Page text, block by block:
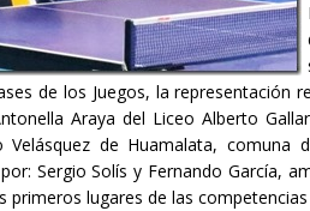
de los Juegos, la representación
Araya del Liceo Alberto
Velásquez de Huamalata, comuna
Sergio Solís y Fernando García,
primeros lugares de las